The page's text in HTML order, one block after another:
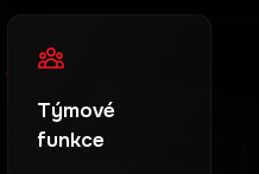
Týmové
funkce